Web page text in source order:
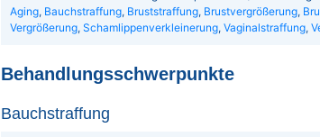
Aging, Bauchstraffung, Bruststraffung, Brustvergrößerung,
Vergrößerung, Schamlippenverkleinerung, Vaginalstraffung,
Behandlungsschwerpunkte
Bauchstraffung